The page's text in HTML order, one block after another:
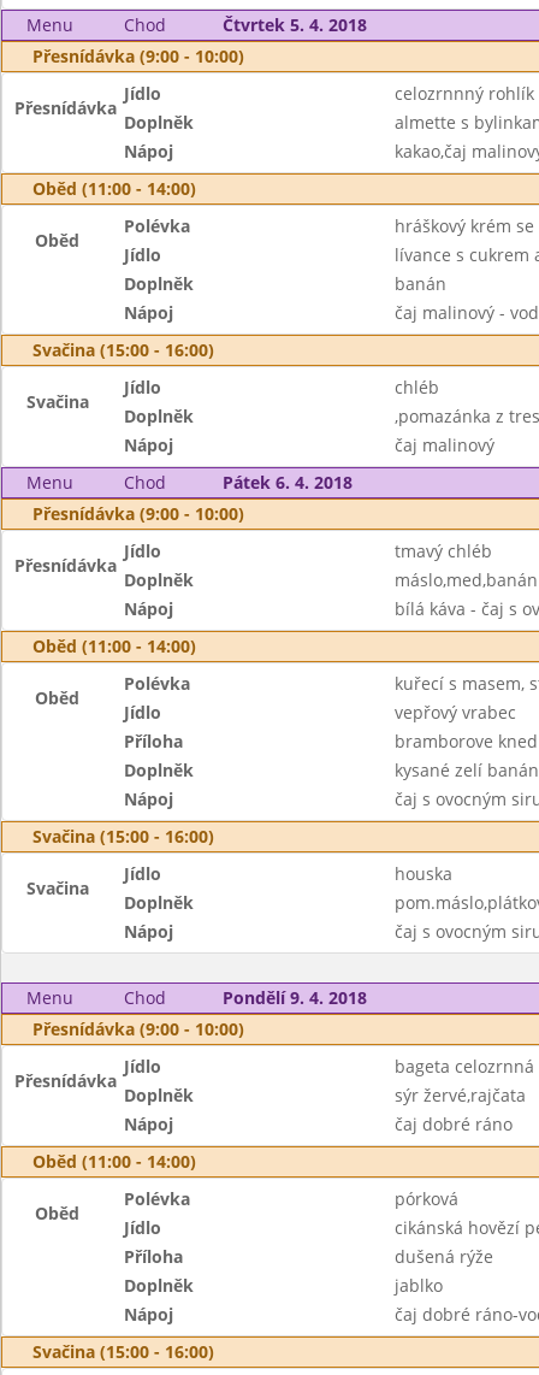
Menu
Chod
Čtvrtek 5. 4. 2018
Přesnídávka (9:00 - 10:00)
Přesnídávka
Jídlo
celozrnnný rohlík
Doplněk
almette s
Nápoj
kakao,čaj
Oběd (11:00 - 14:00)
Oběd
Polévka
hráškový krém
Jídlo
lívance s cukrem
Doplněk
banán
Nápoj
čaj malinový -
Svačina (15:00 - 16:00)
Svačina
Jídlo
chléb
Doplněk
,pomazánka z
Nápoj
čaj malinový
Menu
Chod
Pátek 6. 4. 2018
Přesnídávka (9:00 - 10:00)
Přesnídávka
Jídlo
tmavý chléb
Doplněk
máslo,med,banán
Nápoj
bílá káva - čaj s
Oběd (11:00 - 14:00)
Oběd
Polévka
kuřecí s masem,
Jídlo
vepřový vrabec
Příloha
bramborove
Doplněk
kysané zelí
Nápoj
čaj s ovocným
Svačina (15:00 - 16:00)
Svačina
Jídlo
houska
Doplněk
Nápoj
čaj s ovocným
Menu Chod
Pondělí 9. 4. 2018
Přesnídávka (9:00 - 10:00)
Přesnídávka
Jídlo
bageta celozrnná
Doplněk
sýr žervé,rajčata
Nápoj
čaj dobré ráno
Oběd (11:00 - 14:00)
Oběd
Polévka
pórková
Jídlo
cikánská hovězí
Příloha
dušená rýže
Doplněk
jablko
Nápoj
čaj dobré ráno-
Svačina (15:00 - 16:00)